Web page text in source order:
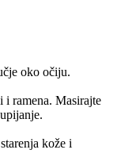
oko očiju.
i ramena. Masirajte
kože i